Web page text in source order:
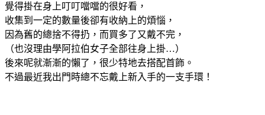
覺得掛在身上叮叮噹噹的很好看，
收集到一定的數量後卻有收納上的煩惱，
因為舊的總捨不得扔，而買多了又戴不完，
（也沒理由學阿拉伯女子全部往身上掛…）
後來呢就漸漸的懶了，很少特地去搭配首飾。
不過最近我出門時總不忘戴上新入手的一支手環！